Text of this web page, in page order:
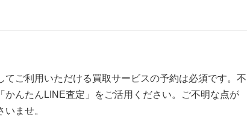
ご利用いただける買取サービスの予約は必須です。不
んたんLINE査定」をご活用ください。ご不明な点が
ませ。